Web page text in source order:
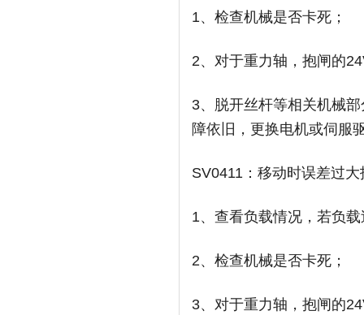
1、检查机械是否卡死；
2、对于重力轴，抱闸的
3、脱开丝杆等相关机械
障依旧，更换电机或伺服
SV0411：移动时误差过大
1、查看负载情况，若负
2、检查机械是否卡死；
3、对于重力轴，抱闸的